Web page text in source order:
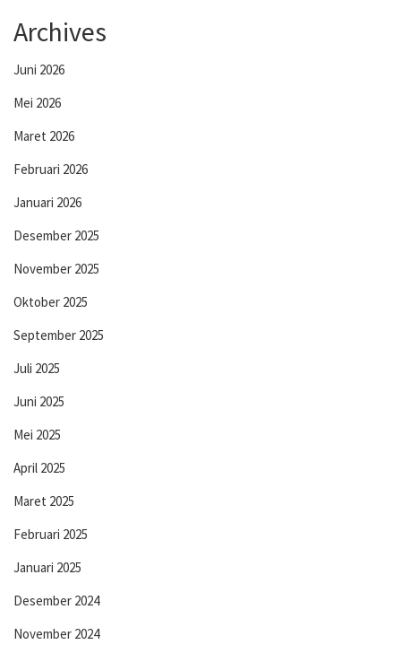
Archives
Juni 2026
Mei 2026
Maret 2026
Februari 2026
Januari 2026
Desember 2025
November 2025
Oktober 2025
September 2025
Juli 2025
Juni 2025
Mei 2025
April 2025
Maret 2025
Februari 2025
Januari 2025
Desember 2024
November 2024